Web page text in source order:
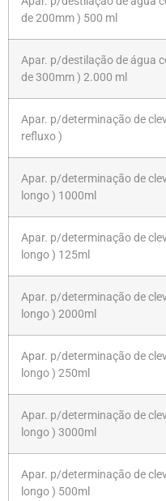
de 200mm ) 500 ml
Apar. p/destilação de água
de 300mm ) 2.000 ml
Apar. p/determinação de
refluxo )
Apar. p/determinação de
longo ) 1000ml
Apar. p/determinação de
longo ) 125ml
Apar. p/determinação de
longo ) 2000ml
Apar. p/determinação de
longo ) 250ml
Apar. p/determinação de
longo ) 3000ml
Apar. p/determinação de
longo ) 500ml